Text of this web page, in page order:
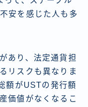
安を感じた人も多
あり、法定通貨担
リスクも異なりま
額がUSTの発行額
価値がなくなるこ